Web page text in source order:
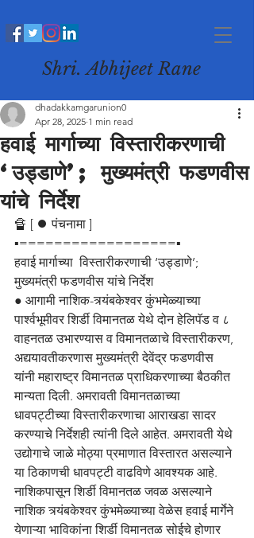
Shri. Abhijeet Rane
हवाई मार्गाच्या विस्तारीकरणाची
‘उड्डाणे’; मुख्यमंत्री फडणवीस
यांचे निर्देश
dhadakkamgarunion0
Apr 28, 2025 1 min read
🔏 [ ⏺️ पंचनामा ]
▪️==================▪️
हवाई मार्गाच्या  विस्तारीकरणाची ‘उड्डाणे’;
मुख्यमंत्री फडणवीस यांचे निर्देश
● आगामी नाशिक-त्र्यंबकेश्वर कुंभमेळ्याच्या
पार्श्वभूमीवर शिर्डी विमानतळ येथे दोन हेलिपॅड व ८
वाहनतळ उभारण्यास व विमानतळाचे विस्तारीकरण,
अद्ययावतीकरणास मुख्यमंत्री देवेंद्र फडणवीस
यांनी महाराष्ट्र विमानतळ प्राधिकरणाच्या बैठकीत
मान्यता दिली. अमरावती विमानतळाच्या
धावपट्टीच्या विस्तारीकरणाचा आराखडा सादर
करण्याचे निर्देशही त्यांनी दिले आहेत. अमरावती येथे
उद्योगाचे जाळे मोठ्या प्रमाणात विस्तारत असल्याने
या ठिकाणची धावपट्टी वाढविणे आवश्यक आहे.
नाशिकपासून शिर्डी विमानतळ जवळ असल्याने
नाशिक त्र्यंबकेश्वर कुंभमेळ्याच्या वेळेस हवाई मार्गेने
येणाऱ्या भाविकांना शिर्डी विमानतळ सोईचे होणार